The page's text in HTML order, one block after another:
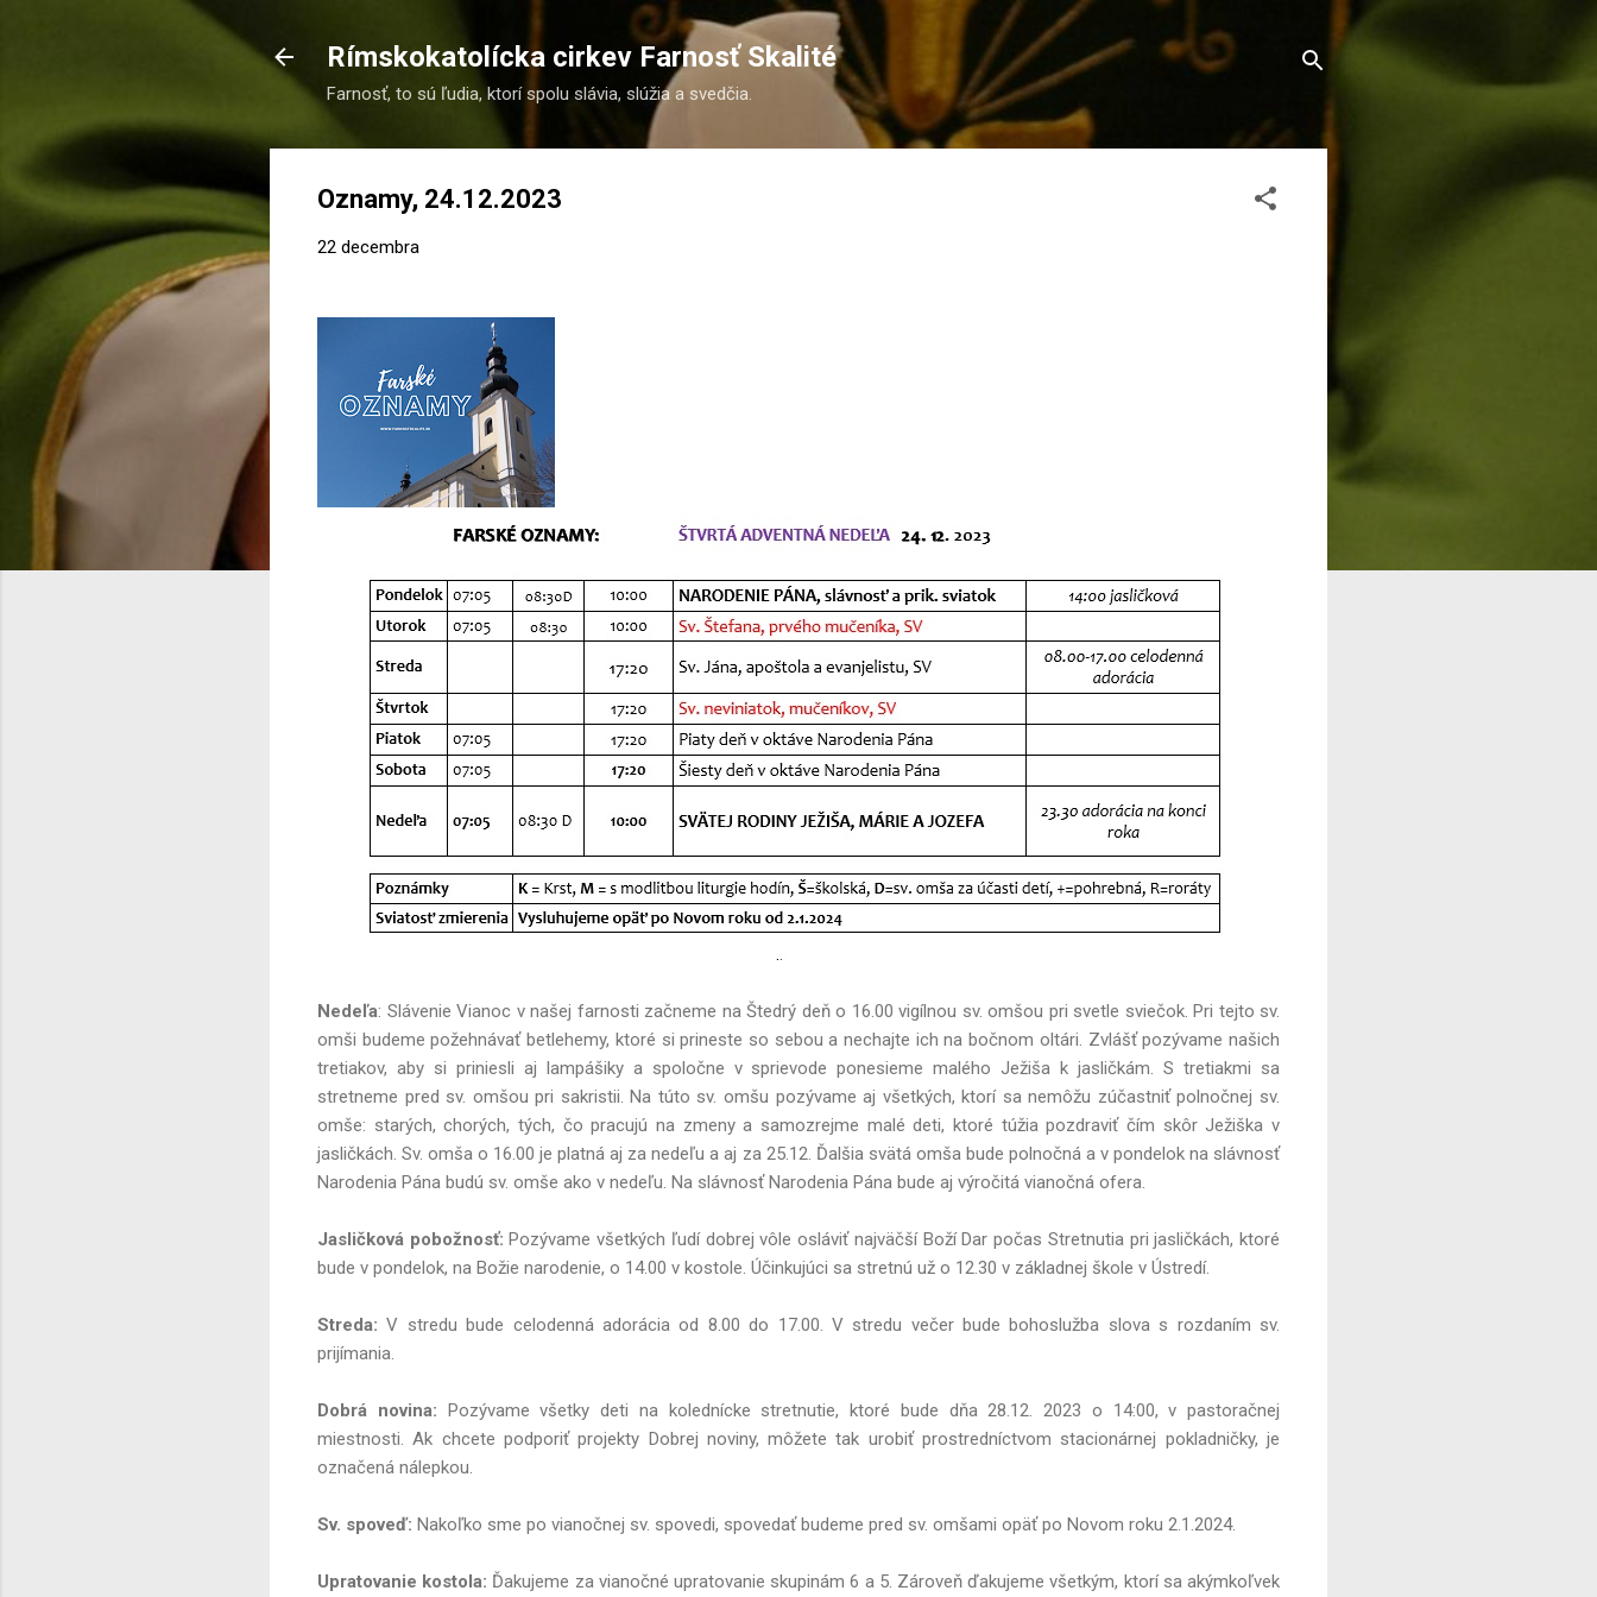
Preskočiť na hlavný obsah
Rímskokatolícka cirkev Farnosť Skalité
Farnosť, to sú ľudia, ktorí spolu slávia, slúžia a svedčia.
Oznamy, 24.12.2023
22 decembra
Nedeľa: Slávenie Vianoc v našej farnosti začneme na Štedrý deň o 16.00 vigílnou sv. omšou pri svetle sviečok. Pri tejto sv.
omši budeme požehnávať betlehemy, ktoré si prineste so sebou a nechajte ich na bočnom oltári. Zvlášť pozývame našich
tretiakov, aby si priniesli aj lampášiky a spoločne v sprievode ponesieme malého Ježiša k jasličkám. S tretiakmi sa
stretneme pred sv. omšou pri sakristii. Na túto sv. omšu pozývame aj všetkých, ktorí sa nemôžu zúčastniť polnočnej sv.
omše: starých, chorých, tých, čo pracujú na zmeny a samozrejme malé deti, ktoré túžia pozdraviť čím skôr Ježiška v
jasličkách. Sv. omša o 16.00 je platná aj za nedeľu a aj za 25.12. Ďalšia svätá omša bude polnočná a v pondelok na slávnosť
Narodenia Pána budú sv. omše ako v nedeľu. Na slávnosť Narodenia Pána bude aj výročitá vianočná ofera.
Jasličková pobožnosť:Pozývame všetkých ľudí dobrej vôle osláviť najväčší Boží Dar počas Stretnutia pri jasličkách, ktoré
bude v pondelok, na Božie narodenie, o 14.00 v kostole. Účinkujúci sa stretnú už o 12.30 v základnej škole v Ústredí.
Streda:V stredu bude celodenná adorácia od 8.00 do 17.00. V stredu večer bude bohoslužba slova s rozdaním sv.
prijímania.
Dobrá novina: Pozývame všetky deti na kolednícke stretnutie, ktoré bude dňa 28.12. 2023 o 14:00, v pastoračnej
miestnosti. Ak chcete podporiť projekty Dobrej noviny, môžete tak urobiť prostredníctvom stacionárnej pokladničky, je
označená nálepkou.
Sv. spoveď: Nakoľko sme po vianočnej sv. spovedi, spovedať budeme pred sv. omšami opäť po Novom roku 2.1.2024.
Upratovanie kostola: Ďakujeme za vianočné upratovanie skupinám 6 a 5. Zároveň ďakujeme všetkým, ktorí sa akýmkoľvek